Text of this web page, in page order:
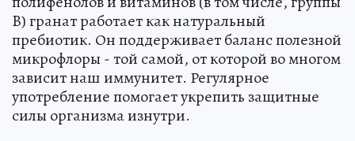
B) гранат работает как натуральный
пребиотик. Он поддерживает баланс полезной
микрофлоры - той самой, от которой во многом
зависит наш иммунитет. Регулярное
употребление помогает укрепить защитные
силы организма изнутри.